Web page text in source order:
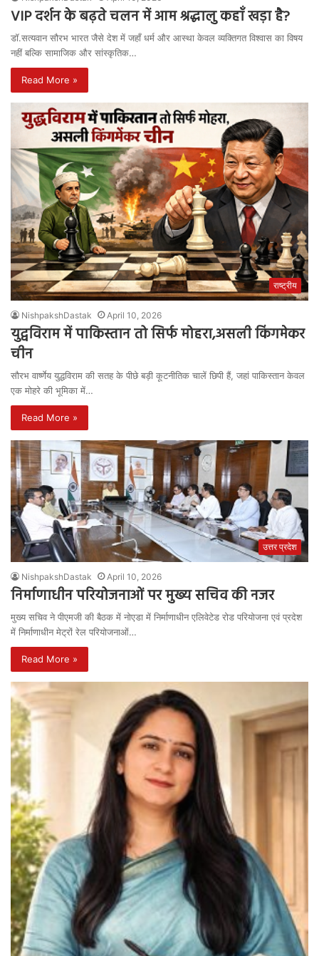
VIP दर्शन के बढ़ते चलन में आम श्रद्धालु कहाँ खड़ा है?
डॉ.सत्यवान सौरभ भारत जैसे देश में जहाँ धर्म और आस्था केवल व्यक्तिगत विश्वास का विषय
नहीं बल्कि सामाजिक और सांस्कृतिक…
Read More »
राष्ट्रीय
NishpakshDastak April 10, 2026
युद्वविराम में पाकिस्तान तो सिर्फ मोहरा,असली किंगमेकर
चीन
सौरभ वार्ष्णेय युद्धविराम की सतह के पीछे बड़ी कूटनीतिक चालें छिपी हैं, जहां पाकिस्तान केवल
एक मोहरे की भूमिका में…
Read More »
उत्तर प्रदेश
NishpakshDastak April 10, 2026
निर्माणाधीन परियोजनाओं पर मुख्य सचिव की नजर
मुख्य सचिव ने पीएमजी की बैठक में नोएडा में निर्माणाधीन एलिवेटेड रोड परियोजना एवं प्रदेश
में निर्माणाधीन मेट्रों रेल परियोजनाओं…
Read More »